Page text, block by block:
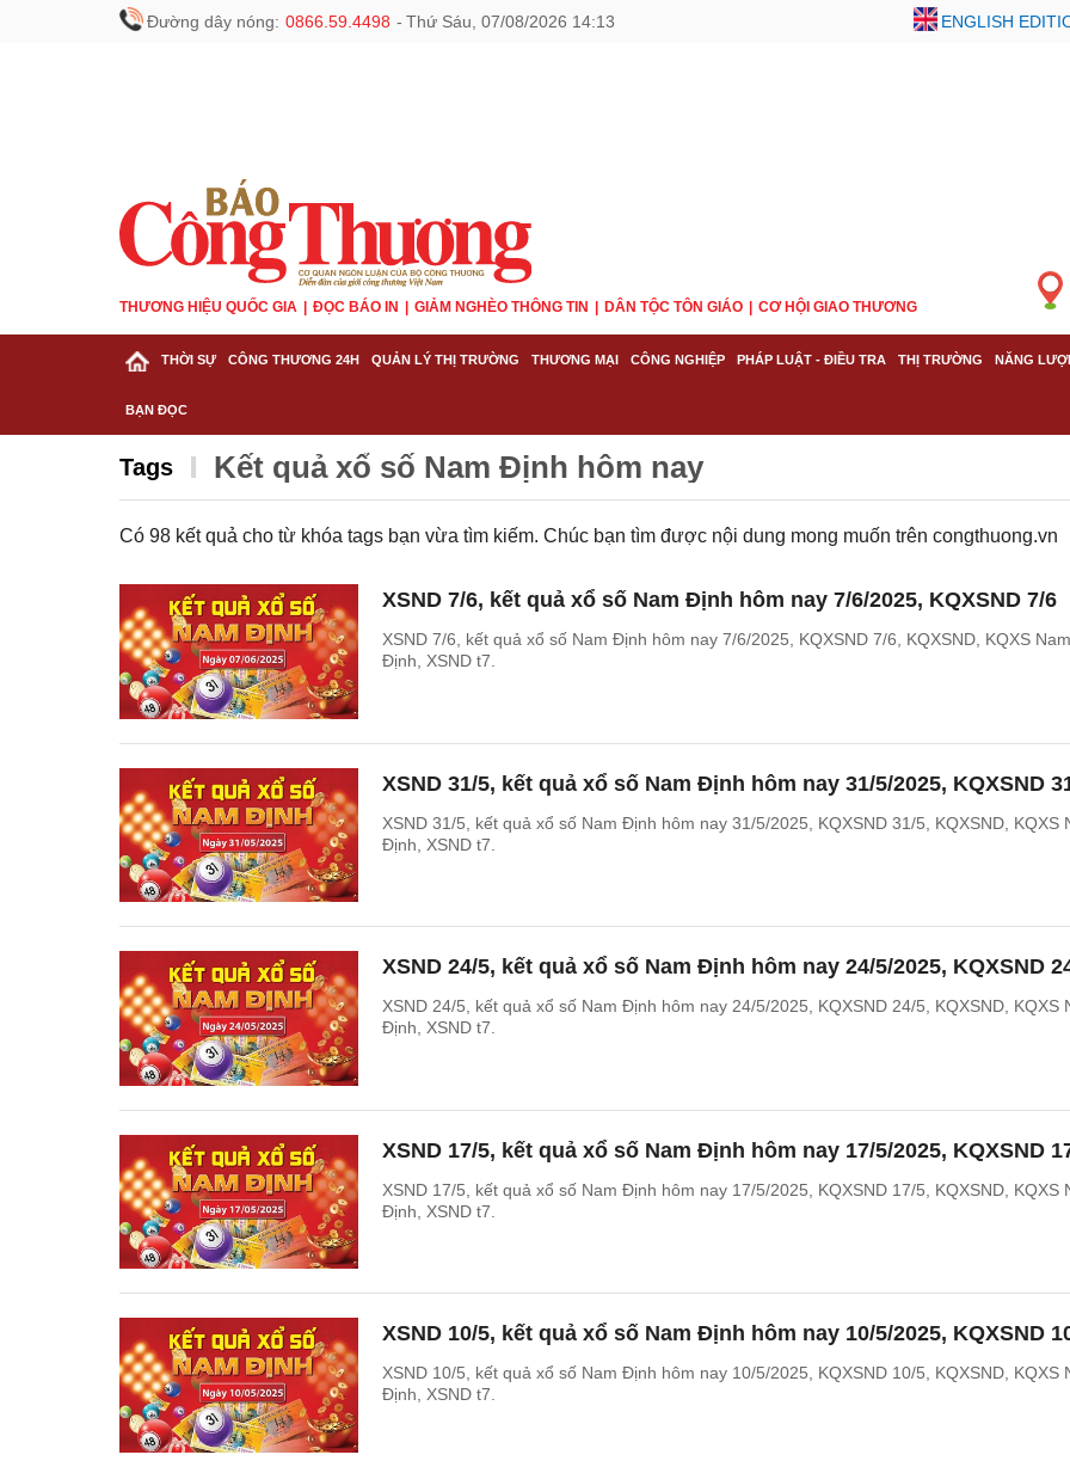
Đường dây nóng: 0866.59.4498 - Thứ Sáu, 07/08/2026 14:13 ENGLISH
THƯƠNG HIỆU QUỐC GIA ĐỌC BÁO IN GIẢM NGHÈO THÔNG TIN DÂN TỘC TÔN GIÁO CƠ HỘI GIAO THƯƠNG
THỜI SỰ CÔNG THƯƠNG 24H QUẢN LÝ THỊ TRƯỜNG THƯƠNG MẠI CÔNG NGHIỆP PHÁP LUẬT - ĐIỀU TRA THỊ TRƯỜNG NĂNG
BẠN ĐỌC
Tags Kết quả xổ số Nam Định hôm nay
Có 98 kết quả cho từ khóa tags bạn vừa tìm kiếm. Chúc bạn tìm được nội dung mong muốn trên congthuong.vn
XSND 7/6, kết quả xổ số Nam Định hôm nay 7/6/2025, KQXSND 7/6
XSND 7/6, kết quả xổ số Nam Định hôm nay 7/6/2025, KQXSND 7/6, KQXSND, KQXS Nam
Định, XSND t7.
XSND 31/5, kết quả xổ số Nam Định hôm nay 31/5/2025, KQXSND
XSND 31/5, kết quả xổ số Nam Định hôm nay 31/5/2025, KQXSND 31/5, KQXSND, KQXS
Định, XSND t7.
XSND 24/5, kết quả xổ số Nam Định hôm nay 24/5/2025, KQXSND
XSND 24/5, kết quả xổ số Nam Định hôm nay 24/5/2025, KQXSND 24/5, KQXSND, KQXS
Định, XSND t7.
XSND 17/5, kết quả xổ số Nam Định hôm nay 17/5/2025, KQXSND
XSND 17/5, kết quả xổ số Nam Định hôm nay 17/5/2025, KQXSND 17/5, KQXSND, KQXS
Định, XSND t7.
XSND 10/5, kết quả xổ số Nam Định hôm nay 10/5/2025, KQXSND
XSND 10/5, kết quả xổ số Nam Định hôm nay 10/5/2025, KQXSND 10/5, KQXSND, KQXS
Định, XSND t7.